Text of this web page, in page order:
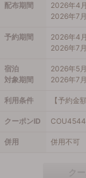
配布期間
2026年4
2026年7
予約期間
2026年4
2026年7
宿泊
対象期間
2026年5
2026年7
利用条件 【予約
クーポンID
併用 併用不可